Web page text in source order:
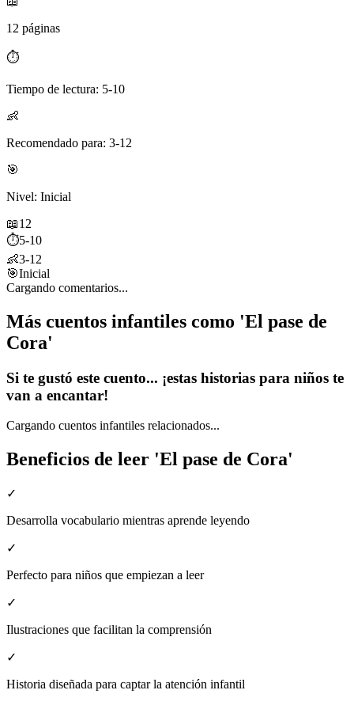
12 páginas
⏱️
Tiempo de lectura: 5-10
👶
Recomendado para: 3-12
🎯
Nivel: Inicial
📖12
⏱️5-10
👶3-12
🎯Inicial
Cargando comentarios...
Más cuentos infantiles como 'El pase de
Cora'
Si te gustó este cuento... ¡estas historias para niños te
van a encantar!
Cargando cuentos infantiles relacionados...
Beneficios de leer 'El pase de Cora'
✓
Desarrolla vocabulario mientras aprende leyendo
✓
Perfecto para niños que empiezan a leer
✓
Ilustraciones que facilitan la comprensión
✓
Historia diseñada para captar la atención infantil